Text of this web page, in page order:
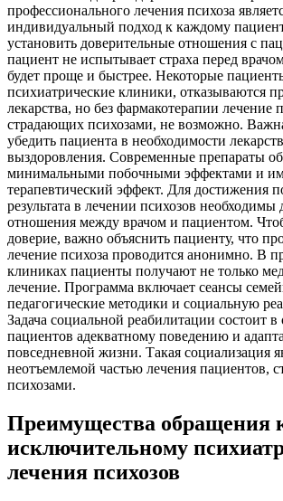
профессионального лечения психоза
индивидуальный подход к каждому
установить доверительные отношения с
пациент не испытывает страха перед
будет проще и быстрее. Некоторые
психиатрические клиники, отказываются
лекарства, но без фармакотерапии лечение
страдающих психозами, не возможно.
убедить пациента в необходимости
выздоровления. Современные препараты
минимальными побочными эффектами и
терапевтический эффект. Для достижения
результата в лечении психозов
отношения между врачом и пациентом.
доверие, важно объяснить пациенту, что
лечение психоза проводится анонимно. В
клиниках пациенты получают не только
лечение. Программа включает сеансы
педагогические методики и социальную
Задача социальной реабилитации состоит в
пациентов адекватному поведению и
повседневной жизни. Такая социализация
неотъемлемой частью лечения пациентов,
психозами.
Преимущества обращения
исключительному
лечения психозов